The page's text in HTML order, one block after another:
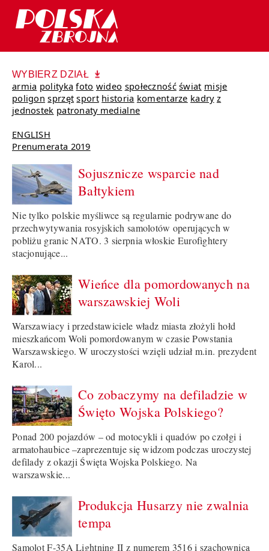
WYBIERZ DZIAŁ
armia polityka foto wideo społeczność świat misje
poligon sprzęt sport historia komentarze kadry z
jednostek patronaty medialne
ENGLISH
Prenumerata 2019
Sojusznicze wsparcie nad
Bałtykiem
Nie tylko polskie myśliwce są regularnie podrywane do
przechwytywania rosyjskich samolotów operujących w
pobliżu granic NATO. 3 sierpnia włoskie Eurofightery
stacjonujące...
Wieńce dla pomordowanych na
warszawskiej Woli
Warszawiacy i przedstawiciele władz miasta złożyli hołd
mieszkańcom Woli pomordowanym w czasie Powstania
Warszawskiego. W uroczystości wzięli udział m.in. prezydent
Karol...
Co zobaczymy na defiladzie w
Święto Wojska Polskiego?
Ponad 200 pojazdów – od motocykli i quadów po czołgi i
armatohaubice –zaprezentuje się widzom podczas uroczystej
defilady z okazji Święta Wojska Polskiego. Na
warszawskie...
Produkcja Husarzy nie zwalnia
tempa
Samolot F-35A Lightning II z numerem 3516 i szachownicą